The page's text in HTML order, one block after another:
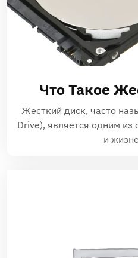
Что Такое
Жесткий диск‚ часто
Drive)‚ является одним
и